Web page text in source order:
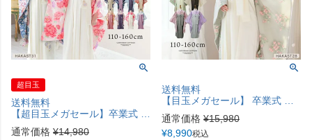
超目玉
送料無料
【超目玉メガセール】卒業式 卒園式 袴一体型着物ワンピース 花柄織入り花柄生地 着物 袴 簡単着付け 卒業袴 小学生 小学校卒業式 和装 水色 赤 青系 ピンク ミント ベージュ 白 キャサリンコテージ[110 120 130 140 150 160 cm] TAK
通常価格 ¥14,980
送料無料
【目玉メガセール】 卒業式 花刺繍チュールレース 袴一体型着物ワンピース 袴 着物 簡単着付け 卒業袴 小学生 小学校卒業式 レース着物 水色 ピンク ミント ベージュ 白 紫 キャサリンコテージ TAK
通常価格 ¥15,980
¥8,990税込